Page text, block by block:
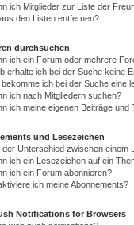
ich Mitglieder zur Liste der
den Listen entfernen?
durchsuchen
ich ein Forum oder mehrere
erhalte ich bei der Suche keine
ich bei der Suche eine
ich nach Mitgliedern suchen?
ich meine eigenen Beiträge und
und Lesezeichen
der Unterschied zwischen einem
ich ein Lesezeichen auf ein
ich ein Forum abonnieren?
ich meine Abonnements?
Notifications for Browsers